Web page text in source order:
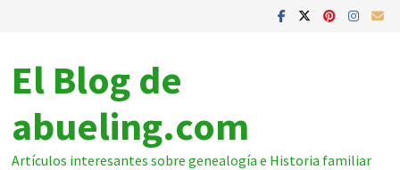
El Blog de
abueling.com
Artículos interesantes sobre genealogía e Historia familiar